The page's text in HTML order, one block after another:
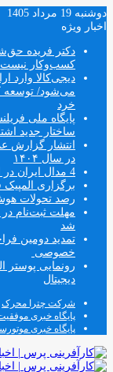
دوشنبه 19 مرداد 1405
اخبار ویژه
دکتر فریده
کسب‌و‌کار نیست
دیجی‌کالا وارد
می‌شود/ توسعه
خرد
ساختار جدید
انتشار گزارش
در سال ۱۴۰۴
4 مدال ایران در المپیاد جهانی هوش مصنوعی
برگزاری المپیک فناوری ۲۰۲۶ مهرماه ۱۴۰۵
رصد تحولات
شد
تمدید دومین
خصوصی
دیجیتال
شرکت چترا محرک
پایگاه خبری
پایگاه خبری